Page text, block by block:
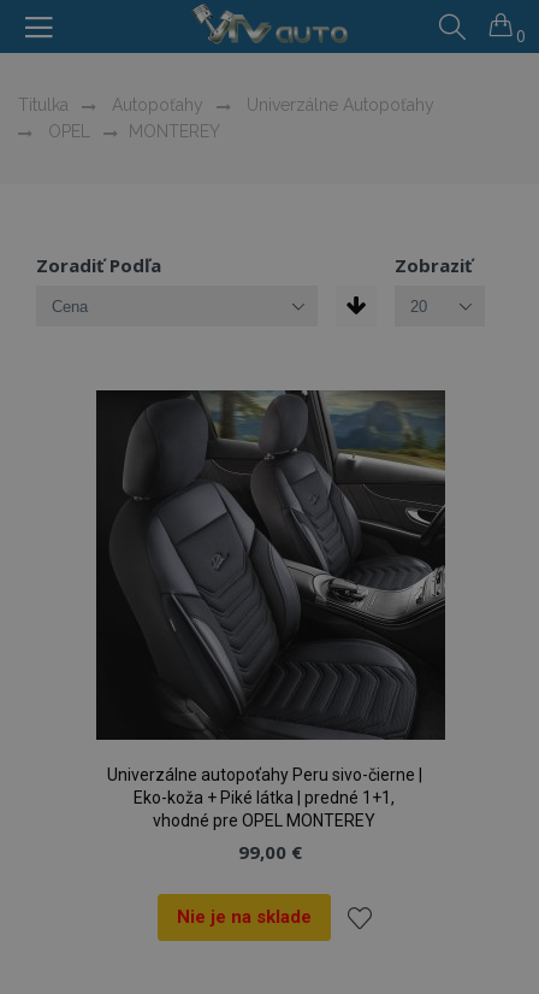
0
Titulka Autopoťahy
Univerzálne Autopoťahy
OPEL
MONTEREY
Zoradiť Podľa Zobraziť
Univerzálne autopoťahy Peru sivo-čierne |
Eko-koža + Piké látka | predné 1+1,
vhodné pre OPEL MONTEREY
99,00 €
Nie je na sklade